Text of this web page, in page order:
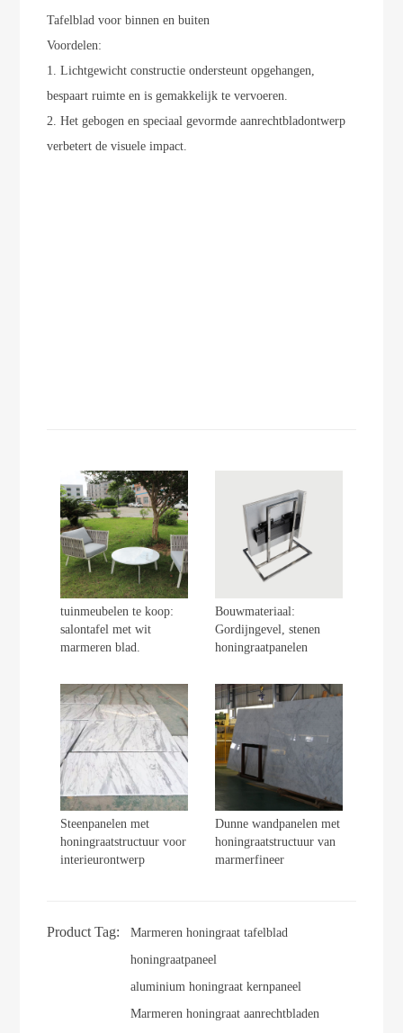
Tafelblad voor binnen en buiten
Voordelen:
1. Lichtgewicht constructie ondersteunt opgehangen,
bespaart ruimte en is gemakkelijk te vervoeren.
2. Het gebogen en speciaal gevormde aanrechtbladontwerp
verbetert de visuele impact.
tuinmeubelen te koop:
salontafel met wit
marmeren blad.
Bouwmateriaal:
Gordijngevel, stenen
honingraatpanelen
Steenpanelen met
honingraatstructuur voor
interieurontwerp
Dunne wandpanelen met
honingraatstructuur van
marmerfineer
Product Tag:
Marmeren honingraat tafelblad
honingraatpaneel
aluminium honingraat kernpaneel
Marmeren honingraat aanrechtbladen